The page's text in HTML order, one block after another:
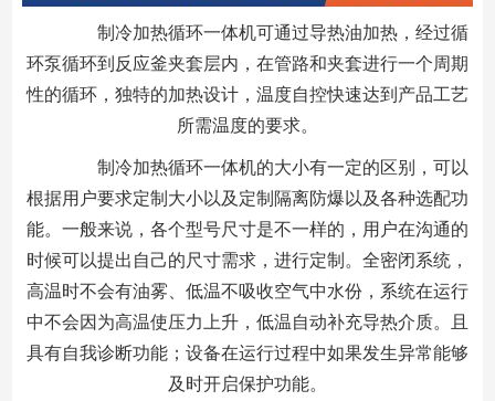
制冷加热循环一体机可通过导热油加热，经过循
环泵循环到反应釜夹套层内，在管路和夹套进行一个周期
性的循环，独特的加热设计，温度自控快速达到产品工艺
所需温度的要求。
制冷加热循环一体机的大小有一定的区别，可以
根据用户要求定制大小以及定制隔离防爆以及各种选配功
能。一般来说，各个型号尺寸是不一样的，用户在沟通的
时候可以提出自己的尺寸需求，进行定制。全密闭系统，
高温时不会有油雾、低温不吸收空气中水份，系统在运行
中不会因为高温使压力上升，低温自动补充导热介质。且
具有自我诊断功能；设备在运行过程中如果发生异常能够
及时开启保护功能。